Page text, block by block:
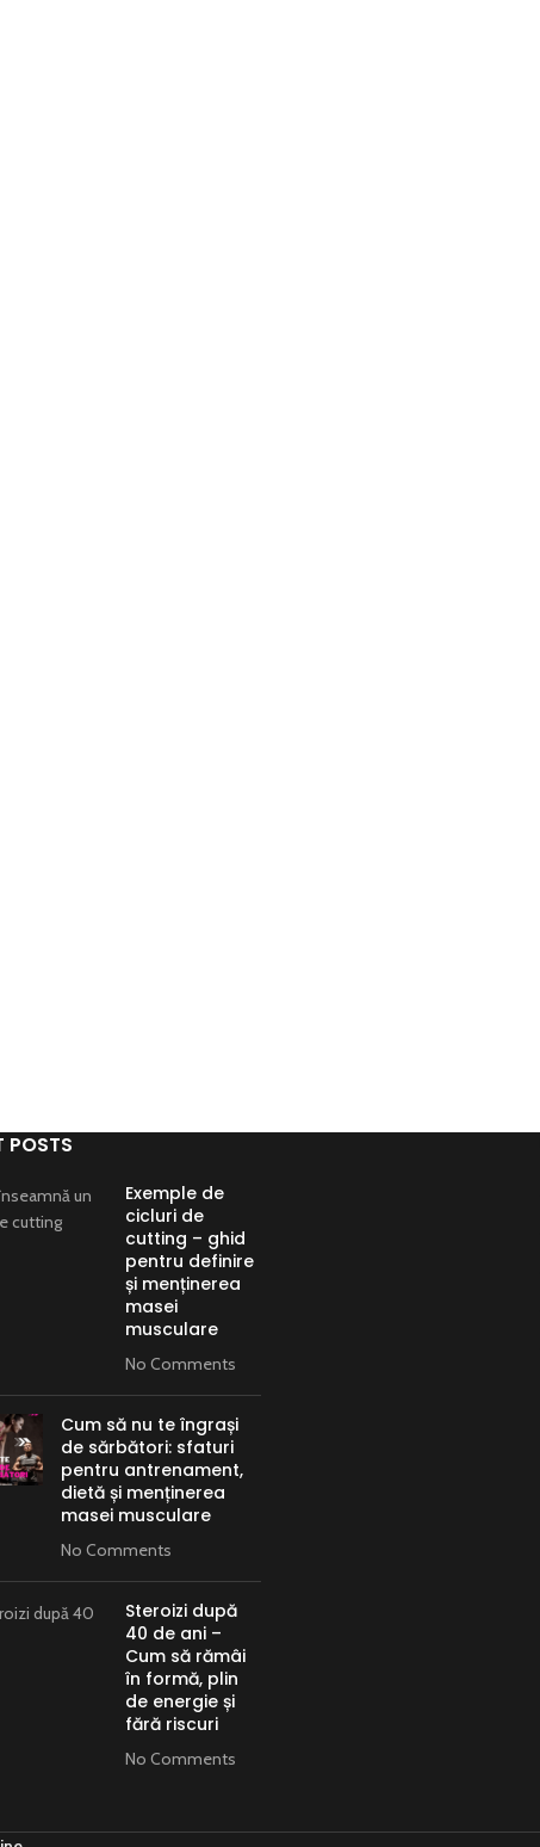
POSTS
Exemple de
cicluri de
cutting – ghid
pentru definire
și menținerea
masei
musculare
No Comments
Cum să nu te îngrași
de sărbători: sfaturi
pentru antrenament,
dietă și menținerea
masei musculare
No Comments
Steroizi după
40 de ani –
Cum să rămâi
în formă, plin
de energie și
fără riscuri
No Comments